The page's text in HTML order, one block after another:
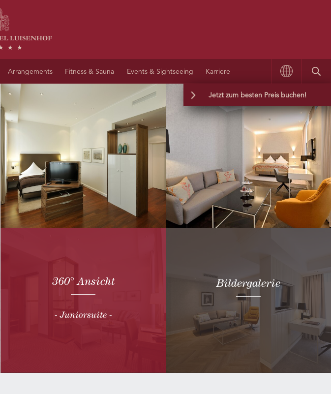
Arrangements Fitness & Sauna Events & Sightseeing Karriere
Jetzt zum besten Preis buchen!
Wir garantieren Ihnen die günstigste Rate
und die besten Buchungsbedingungen
auf unserer Website.
360° Ansicht
- Juniorsuite -
Bildergalerie